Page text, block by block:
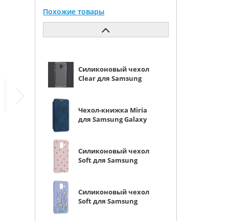
Похожие товары
Силиконовый чехол
Clear для Samsung
Чехол-книжка Miria
для Samsung Galaxy
Силиконовый чехол
Soft для Samsung
Силиконовый чехол
Soft для Samsung